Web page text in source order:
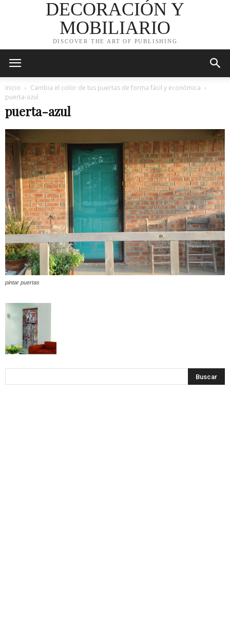
DECORACIÓN Y
MOBILIARIO
DISCOVER THE ART OF PUBLISHING
Inicio
Cambia el color de tus puertas de forma fácil y económica
puerta-azul
puerta-azul
pintar puertas